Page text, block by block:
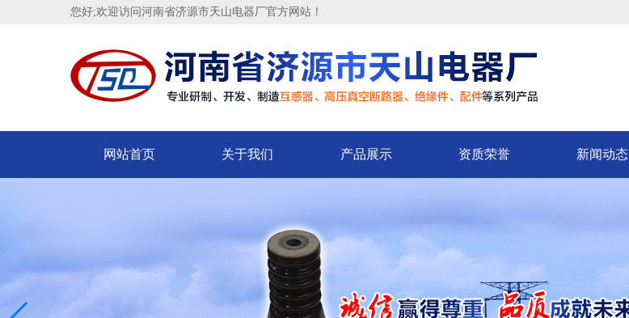
您好;欢迎访问河南省济源市天山电器厂官方网站！
网站首页 关于我们 产品展示 资质荣誉 新闻动态